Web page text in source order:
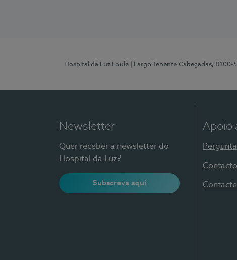
Hospital da Luz Loulé | Largo Tenente Cabeçadas, 8100-
Newsletter
Quer receber a newsletter do
Hospital da Luz?
Subscreva aqui
Apoio